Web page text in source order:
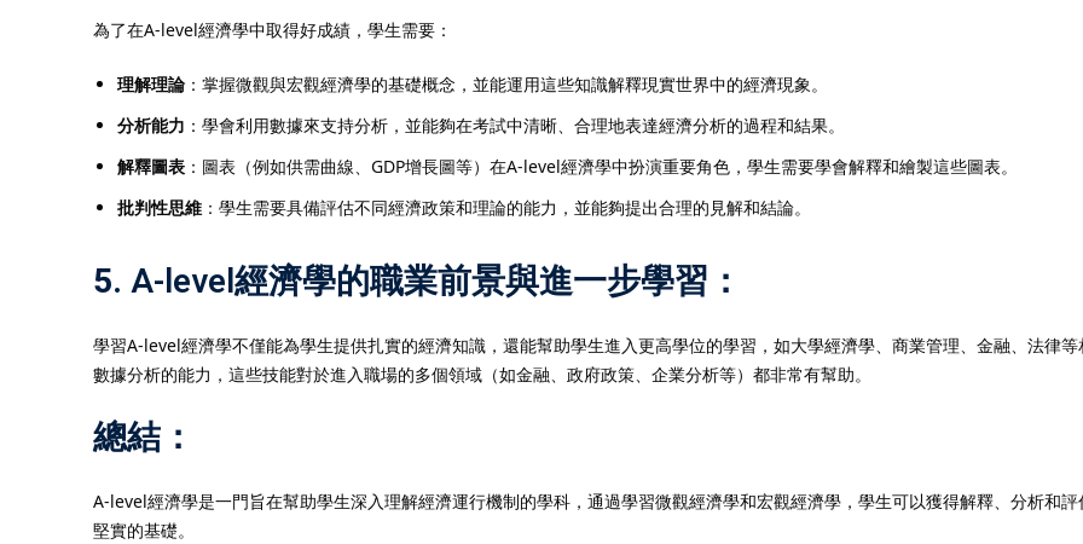
為了在A-level經濟學中取得好成績，學生需要：
理解理論 ：掌握微觀與宏觀經濟學的基礎概念，並能運用這些知識解釋現實世界中的經濟現象。
分析能力 ：學會利用數據來支持分析，並能夠在考試中清晰、合理地表達經濟分析的過程和結果。
解釋圖表 ：圖表（例如供需曲線、GDP增長圖等）在A-level經濟學中扮演重要角色，學生需要學會解釋和繪製這些圖表。
批判性思維 ：學生需要具備評估不同經濟政策和理論的能力，並能夠提出合理的見解和結論。
5. A-level經濟學的職業前景與進一步學習 ：
學習A-level經濟學不僅能為學生提供扎實的經濟知識，還能幫助學生進入更高學位的學習，如大學經濟學、商業管理、金融、法律
數據分析的能力，這些技能對於進入職場的多個領域（如金融、政府政策、企業分析等）都非常有幫助。
總結：
A-level經濟學是一門旨在幫助學生深入理解經濟運行機制的學科，通過學習微觀經濟學和宏觀經濟學，學生可以獲得解釋、分析和
堅實的基礎。